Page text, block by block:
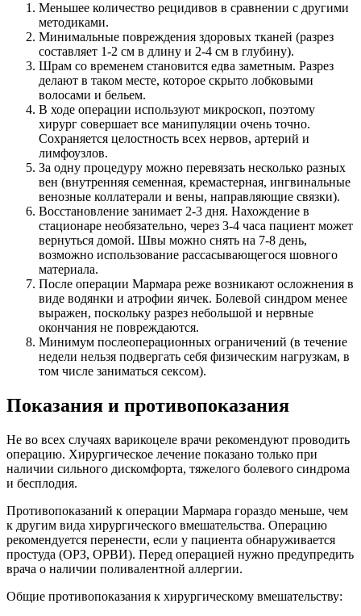
Меньшее количество рецидивов в сравнении с другими
методиками.
Минимальные повреждения здоровых тканей (разрез
составляет 1-2 см в длину и 2-4 см в глубину).
Шрам со временем становится едва заметным. Разрез
делают в таком месте, которое скрыто лобковыми
волосами и бельем.
В ходе операции используют микроскоп, поэтому
хирург совершает все манипуляции очень точно.
Сохраняется целостность всех нервов, артерий и
лимфоузлов.
За одну процедуру можно перевязать несколько разных
вен (внутренняя семенная, кремастерная, ингвинальные
венозные коллатерали и вены, направляющие связки).
Восстановление занимает 2-3 дня. Нахождение в
стационаре необязательно, через 3-4 часа пациент может
вернуться домой. Швы можно снять на 7-8 день,
возможно использование рассасывающегося шовного
материала.
После операции Мармара реже возникают осложнения в
виде водянки и атрофии яичек. Болевой синдром менее
выражен, поскольку разрез небольшой и нервные
окончания не повреждаются.
Минимум послеоперационных ограничений (в течение
недели нельзя подвергать себя физическим нагрузкам, в
том числе заниматься сексом).
Показания и противопоказания
Не во всех случаях варикоцеле врачи рекомендуют проводить
операцию. Хирургическое лечение показано только при
наличии сильного дискомфорта, тяжелого болевого синдрома
и бесплодия.
Противопоказаний к операции Мармара гораздо меньше, чем
к другим вида хирургического вмешательства. Операцию
рекомендуется перенести, если у пациента обнаруживается
простуда (ОРЗ, ОРВИ). Перед операцией нужно предупредить
врача о наличии поливалентной аллергии.
Общие противопоказания к хирургическому вмешательству: